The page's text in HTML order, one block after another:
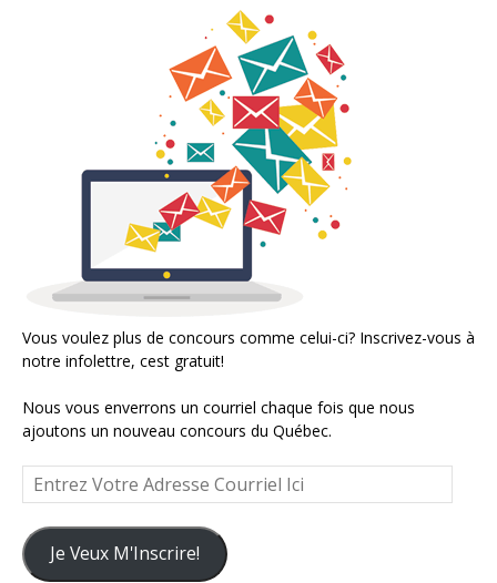
Vous voulez plus de concours comme celui-ci? Inscrivez-vous à
notre infolettre, cest gratuit!
Nous vous enverrons un courriel chaque fois que nous
ajoutons un nouveau concours du Québec.
Entrez
Votre
Adresse
Courriel
Ici
Je Veux M'Inscrire!